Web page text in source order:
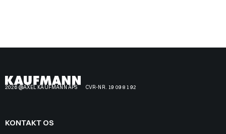
2026 @AXEL KAUFMANN APS CVR-NR. 19 09 81 92
KONTAKT OS